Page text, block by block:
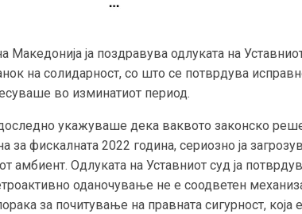
Македонија ја поздравува одлуката на
на солидарност, со што се потврдува
во изминатиот период.
укажуваше дека ваквото законско
за фискалната 2022 година, сериозно ја
амбиент. Одлуката на Уставниот суд ја
оданочување не е соодветен
за почитување на правната сигурност, која